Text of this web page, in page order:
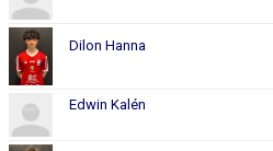
Dilon Hanna
Edwin Kalén